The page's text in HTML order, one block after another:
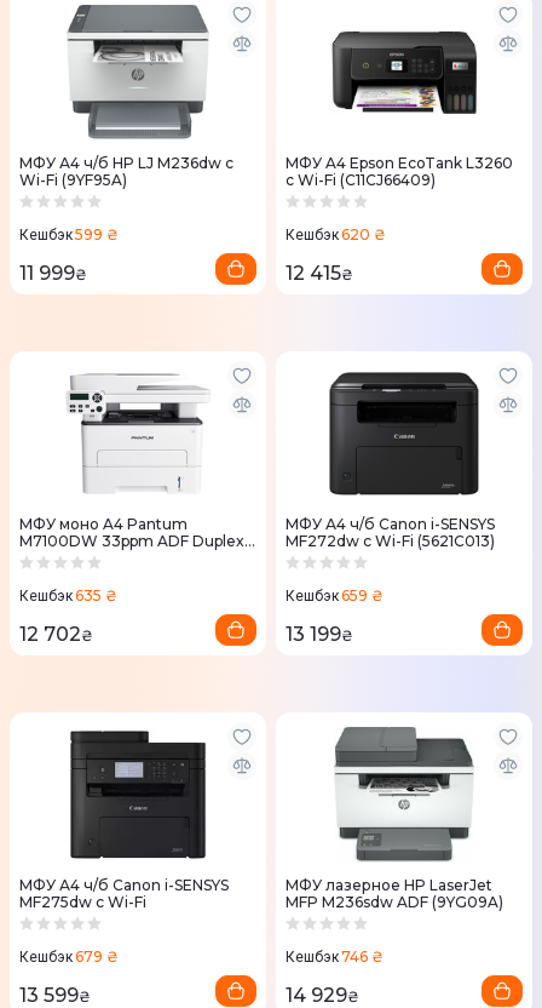
МФУ А4 ч/б HP LJ M236dw c
Wi-Fi (9YF95A)
Кешбэк599 ₴
11 999₴
МФУ A4 Epson EcoTank L3260
с Wi-Fi (C11CJ66409)
Кешбэк620 ₴
12 415₴
МФУ моно A4 Pantum
M7100DW 33ppm ADF Duplex
Ethernet Wi-Fi
Кешбэк635 ₴
12 702₴
МФУ А4 ч/б Canon i-SENSYS
MF272dw с Wi-Fi (5621C013)
Кешбэк659 ₴
13 199₴
МФУ А4 ч/б Canon i-SENSYS
MF275dw с Wi-Fi
Кешбэк679 ₴
13 599₴
МФУ лазерное HP LaserJet
MFP M236sdw ADF (9YG09A)
Кешбэк746 ₴
14 929₴